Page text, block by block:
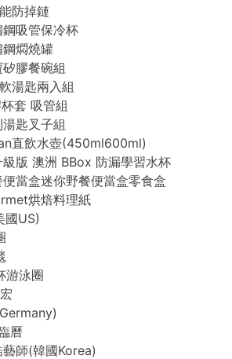
防掉鏈
吸管保冷杯
燜燒罐
膠餐碗組
湯匙兩入組
套 吸管組
匙叉子組
直飲水壺(450ml600ml)
版 澳洲 BBox 防漏學習水杯
當盒迷你野餐便當盒零食盒
烘焙料理紙
國US)
游泳圈
曆
師(韓國Korea)